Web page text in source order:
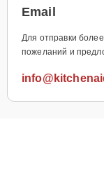
Email
Для отправки
пожеланий и